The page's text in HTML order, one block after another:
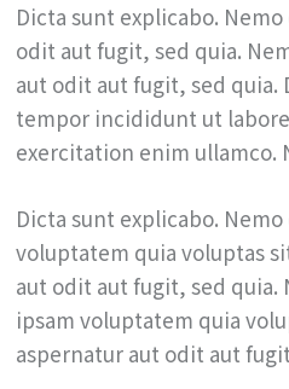
Dicta sunt explicabo.
odit aut fugit, sed quia.
aut odit aut fugit, sed quia.
tempor incididunt ut
exercitation enim ullamco.
Dicta sunt explicabo.
voluptatem quia voluptas
aut odit aut fugit, sed quia.
ipsam voluptatem quia
aspernatur aut odit aut